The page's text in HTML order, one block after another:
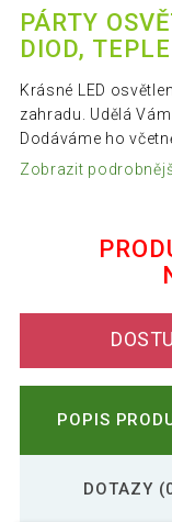
PÁRTY
DIOD,
Krásné LED
zahradu. Udělá
Dodáváme ho
Zobrazit
POPIS
DOTAZY